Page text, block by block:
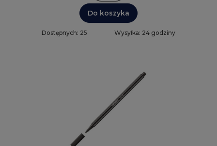
Do koszyka
Dostępnych: 25 Wysyłka: 24 godziny